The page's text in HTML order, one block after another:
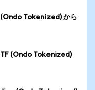
Tokenized) から
(Ondo Tokenized)